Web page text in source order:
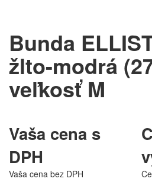
Bunda
žlto-modrá
veľkosť M
Vaša cena s
DPH
Vaša cena bez DPH